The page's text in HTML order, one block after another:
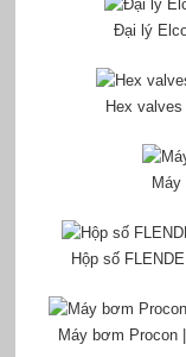
Đại lý
Hex
Máy
Hộp số
Máy bơm Procon